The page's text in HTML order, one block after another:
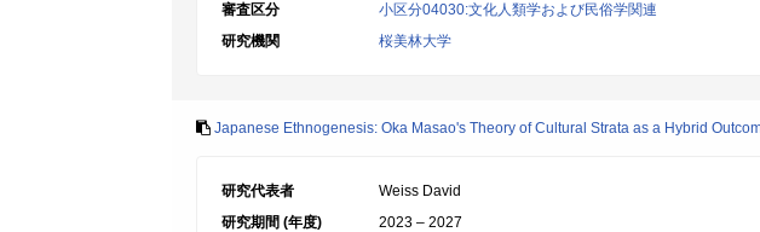
審査区分
小区分04030:文化人類学および民俗学関連
研究機関
桜美林大学
Japanese Ethnogenesis: Oka Masao's Theory of Cultural Strata as a Hybrid
研究代表者
Weiss David
研究期間 (年度)
2023 – 2027